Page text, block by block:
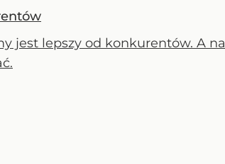
jest lepszy od konkurentów. A